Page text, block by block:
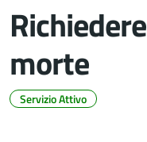
morte
Servizio Attivo